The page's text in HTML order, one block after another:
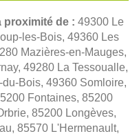
proximité de : 49300 Le
les-Bois, 49360 Les
Mazières-en-Mauges,
49280 La Tessoualle,
Bois, 49360 Somloire,
Fontaines, 85200
85200 Longèves,
85570 L'Hermenault,